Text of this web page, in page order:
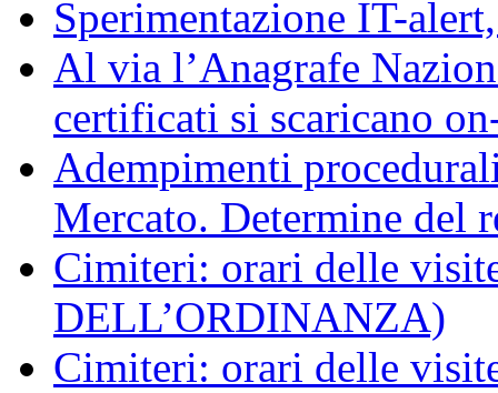
Sperimentazione IT-
Al via l’Anagrafe
certificati si scaricano
Adempimenti
Mercato. Determine del
Cimiteri: orari delle
DELL’ORDINANZA)
Cimiteri: orari delle